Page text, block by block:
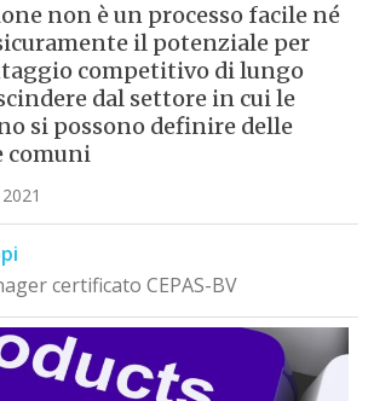
non è un processo facile né
il potenziale per
competitivo di lungo
dal settore in cui le
si possono definire delle
comuni
certificato CEPAS-BV